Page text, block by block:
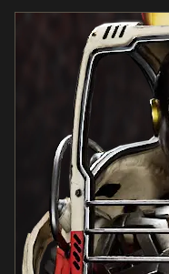
CONNEXION|S'INSCRIRE